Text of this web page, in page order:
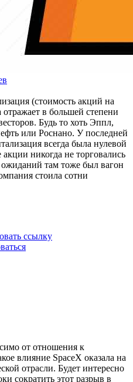
(стоимость акций на
отражает в большей степени
Будь то хоть Эппл,
или Роснано. У последней
всегда была нулевой
акции никогда не торговались
там тоже был вагон
стоила сотни
ссылку
от отношения к
влияние SpaceX оказала на
отрасли. Будет интересно
сократить этот разрыв в